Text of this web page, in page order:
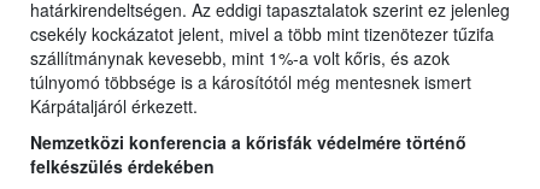
határkirendeltségen. Az eddigi tapasztalatok szerint ez jelenleg
csekély kockázatot jelent, mivel a több mint tizenötezer tűzifa
szállítmánynak kevesebb, mint 1%-a volt kőris, és azok
túlnyomó többsége is a károsítótól még mentesnek ismert
Kárpátaljáról érkezett.
Nemzetközi konferencia a kőrisfák védelmére történő
felkészülés érdekében